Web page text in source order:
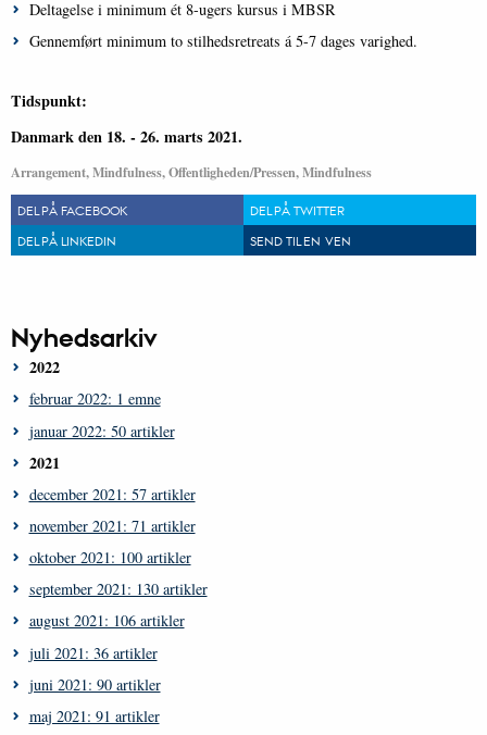
Deltagelse i minimum ét 8-ugers kursus i MBSR
Gennemført minimum to stilhedsretreats á 5-7 dages varighed.
Tidspunkt:
Danmark den 18. - 26. marts 2021.
Arrangement, Mindfulness, Offentligheden/Pressen, Mindfulness
DEL PÅ FACEBOOK
DEL PÅ TWITTER
DEL PÅ LINKEDIN
SEND TIL EN VEN
Nyhedsarkiv
2022
februar 2022: 1 emne
januar 2022: 50 artikler
2021
december 2021: 57 artikler
november 2021: 71 artikler
oktober 2021: 100 artikler
september 2021: 130 artikler
august 2021: 106 artikler
juli 2021: 36 artikler
juni 2021: 90 artikler
maj 2021: 91 artikler